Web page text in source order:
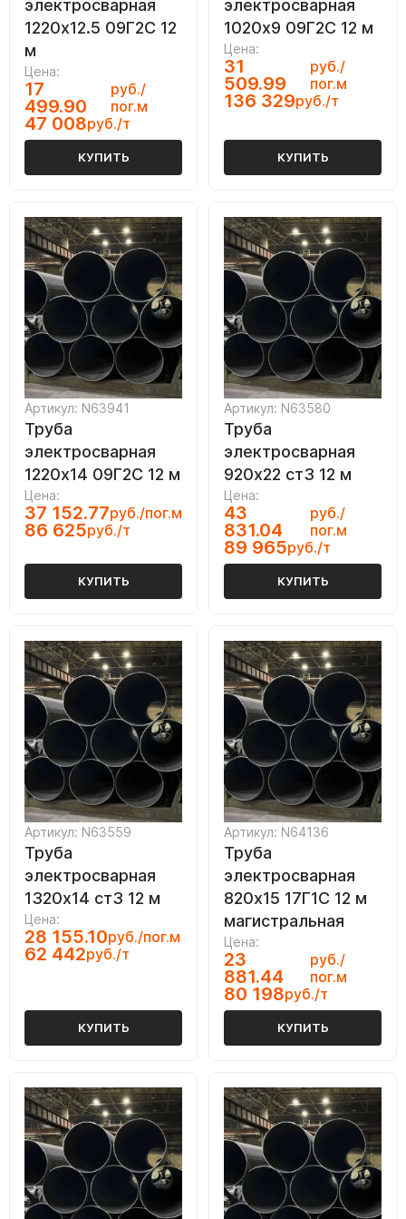
электросварная
1220х12.5 09Г2С 12
м
Цена:
17
499.90
руб./
пог.м
47 008руб./т
КУПИТЬ
электросварная
1020х9 09Г2С 12 м
Цена:
31
509.99
руб./
пог.м
136 329руб./т
КУПИТЬ
Артикул: N63941
Труба
электросварная
1220х14 09Г2С 12 м
Цена:
37 152.77руб./пог.м
86 625руб./т
КУПИТЬ
Артикул: N63580
Труба
электросварная
920х22 ст3 12 м
Цена:
43
831.04
руб./
пог.м
89 965руб./т
КУПИТЬ
Артикул: N63559
Труба
электросварная
1320х14 ст3 12 м
Цена:
28 155.10руб./пог.м
62 442руб./т
КУПИТЬ
Артикул: N64136
Труба
электросварная
820х15 17Г1С 12 м
магистральная
Цена:
23
881.44
руб./
пог.м
80 198руб./т
КУПИТЬ